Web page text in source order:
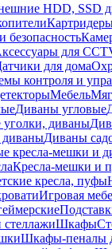
HDD, SSD
безопасность
для
для дома
контроля и
Мебель
Диваны угловые
диваны
диваныДиваны
кресла-мешки и
Кресла-мешки и
кресла, пуфы
Игровая
Шкафы
Шкафы-пеналы